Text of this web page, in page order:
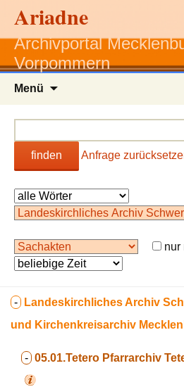
Ariadne
Archivportal
Vorpommern
Menü
finden Anfrage
- Landeskirchliches Archiv
und Kirchenkreisarchiv
- 05.01.Tetero Pfarrarchiv